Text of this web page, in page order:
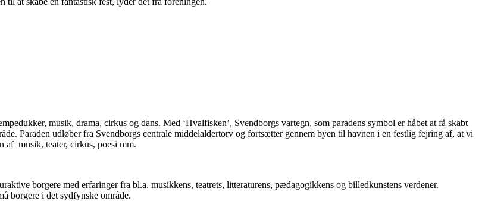
musik, drama, cirkus og dans. Med ‘Hvalfisken’, Svendborgs vartegn, som paradens symbol er håbet at få skabt
Paraden udløber fra Svendborgs centrale middelaldertorv og fortsætter gennem byen til havnen i en festlig fejring af, at vi
af musik, teater, cirkus, poesi mm.
borgere med erfaringer fra bl.a. musikkens, teatrets, litteraturens, pædagogikkens og billedkunstens verdener.
borgere i det sydfynske område.